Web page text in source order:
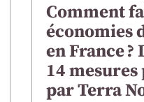
Comment
économies
en France ?
14 mesures
par Terra